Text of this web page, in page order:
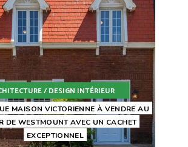
/ DESIGN INTÉRIEUR
MAISON VICTORIENNE À VENDRE AU
DE WESTMOUNT AVEC UN CACHET
EXCEPTIONNEL